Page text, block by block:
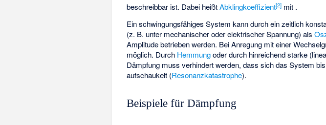
beschreibbar ist. Dabei heißtAbklingkoeffizient[2] mit .
Ein schwingungsfähiges System kann durch ein zeitlich
(z. B. unter mechanischer oder elektrischer Spannung) als
Amplitude betrieben werden. Bei Anregung mit einer
möglich. Durch Hemmungoder durch hinreichend starke
Dämpfung muss verhindert werden, dass sich das System
aufschaukelt (Resonanzkatastrophe).
Beispiele für Dämpfung